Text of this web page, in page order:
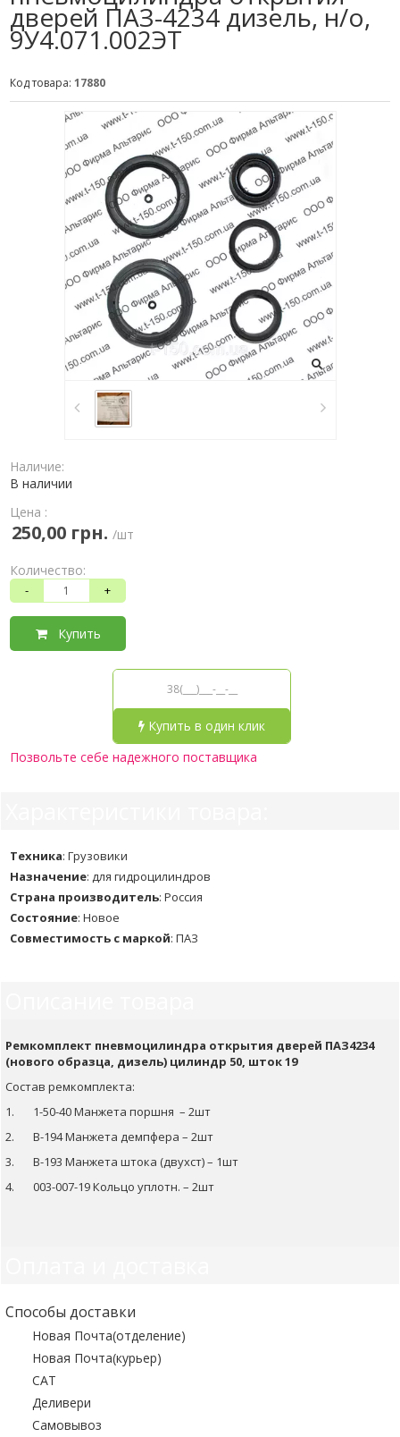
дверей ПАЗ-4234 дизель, н/о,
9У4.071.002ЭТ
Код товара: 17880
Наличие:
В наличии
Цена :
250,00 грн. /шт
Количество:
- +
Купить
Купить в один клик
Позвольте себе надежного поставщика
Техника: Грузовики
Назначение: для гидроцилиндров
Страна производитель: Россия
Состояние: Новое
Совместимость с маркой: ПАЗ
Ремкомплект пневмоцилиндра открытия дверей ПАЗ4234
(нового образца, дизель) цилиндр 50, шток 19
Состав ремкомплекта:
1. 1-50-40 Манжета поршня – 2шт
2. В-194 Манжета демпфера – 2шт
3. В-193 Манжета штока (двухст) – 1шт
4. 003-007-19 Кольцо уплотн. – 2шт
Способы доставки
Новая Почта(отделение)
Новая Почта(курьер)
САТ
Деливери
Самовывоз